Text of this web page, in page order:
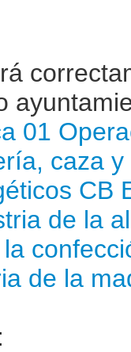
01
caza
CB
de la
de la